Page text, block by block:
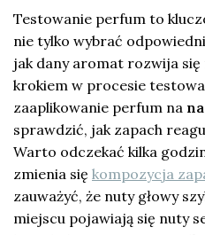
Testowanie perfum to
nie tylko wybrać
jak dany aromat rozwija się
krokiem w procesie
zaaplikowanie perfum na
sprawdzić, jak zapach
Warto odczekać kilka
zmienia się kompozycja
zauważyć, że nuty głowy
miejscu pojawiają się nuty